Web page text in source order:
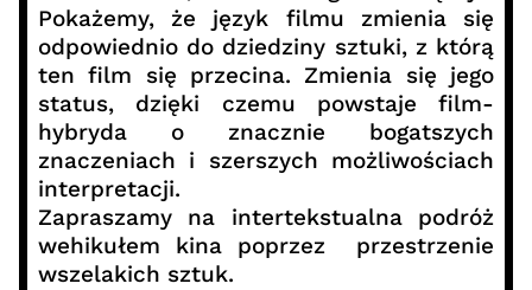
Pokażemy, że język filmu zmienia się
odpowiednio do dziedziny sztuki, z którą
ten film się przecina. Zmienia się jego
status, dzięki czemu powstaje film-
hybryda o znacznie bogatszych
znaczeniach i szerszych możliwościach
interpretacji.
Zapraszamy na intertekstualna podróż
wehikułem kina poprzez przestrzenie
wszelakich sztuk.